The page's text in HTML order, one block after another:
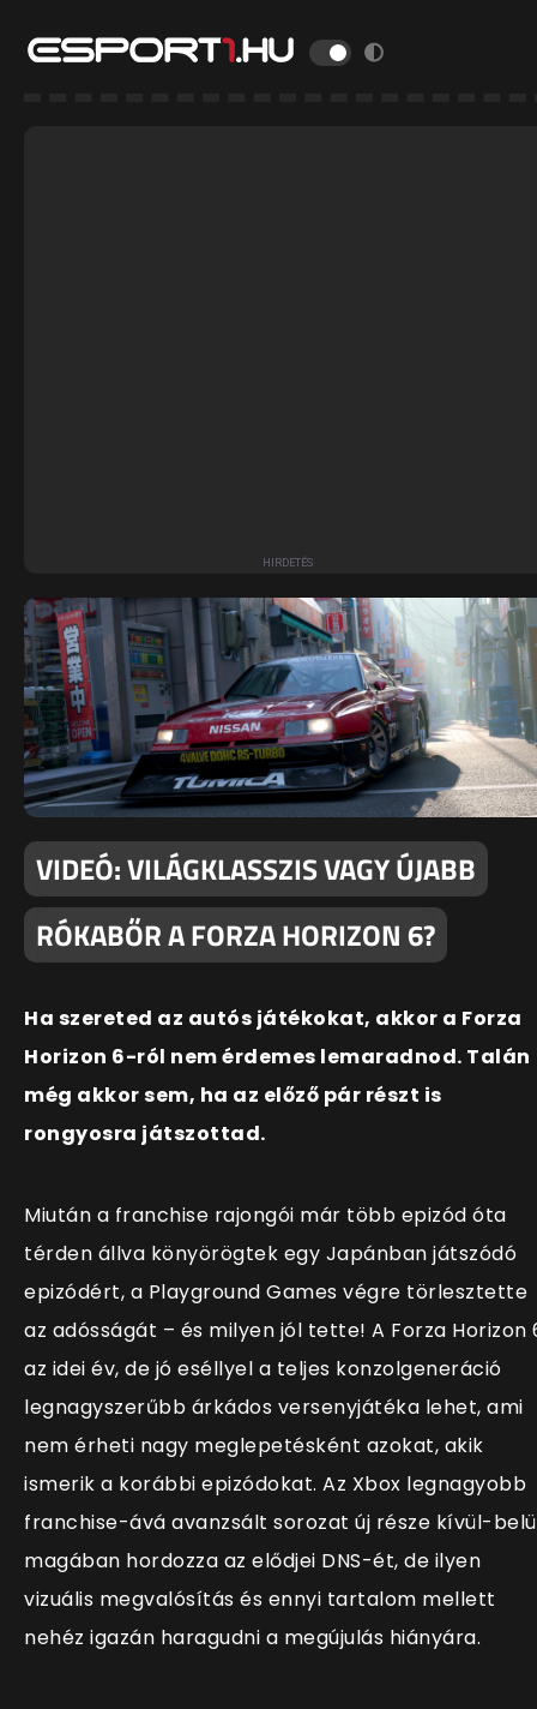
VIDEÓ: VILÁGKLASSZIS VAGY ÚJABB
RÓKABŐR A FORZA HORIZON 6?
Ha szereted az autós játékokat, akkor a Forza
Horizon 6-ról nem érdemes lemaradnod. Talán
még akkor sem, ha az előző pár részt is
rongyosra játszottad.
Miután a franchise rajongói már több epizód óta
térden állva könyörögtek egy Japánban játszódó
epizódért, a Playground Games végre törlesztette
az adósságát – és milyen jól tette! A Forza Horizon
az idei év, de jó eséllyel a teljes konzolgeneráció
legnagyszerűbb árkádos versenyjátéka lehet, ami
nem érheti nagy meglepetésként azokat, akik
ismerik a korábbi epizódokat. Az Xbox legnagyobb
franchise-ává avanzsált sorozat új része kívül-
magában hordozza az elődjei DNS-ét, de ilyen
vizuális megvalósítás és ennyi tartalom mellett
nehéz igazán haragudni a megújulás hiányára.